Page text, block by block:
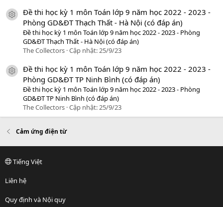
icon tài liệu
Đề thi học kỳ 1 môn Toán lớp 9 năm học 2022 - 2023 -
Phòng GD&ĐT Thạch Thất - Hà Nội (có đáp án)
Đề thi học kỳ 1 môn Toán lớp 9 năm học 2022 - 2023 - Phòng
GD&ĐT Thạch Thất - Hà Nội (có đáp án)
The Collectors Cập nhật:25/9/23
icon tài liệu
Đề thi học kỳ 1 môn Toán lớp 9 năm học 2022 - 2023 -
Phòng GD&ĐT TP Ninh Bình (có đáp án)
Đề thi học kỳ 1 môn Toán lớp 9 năm học 2022 - 2023 - Phòng
GD&ĐT TP Ninh Bình (có đáp án)
The Collectors Cập nhật: 25/9/23
Cảm ứng điện từ
Tiếng Việt
Liên hệ
Quy định và Nội quy